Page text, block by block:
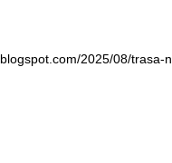
2025/08/trasa-